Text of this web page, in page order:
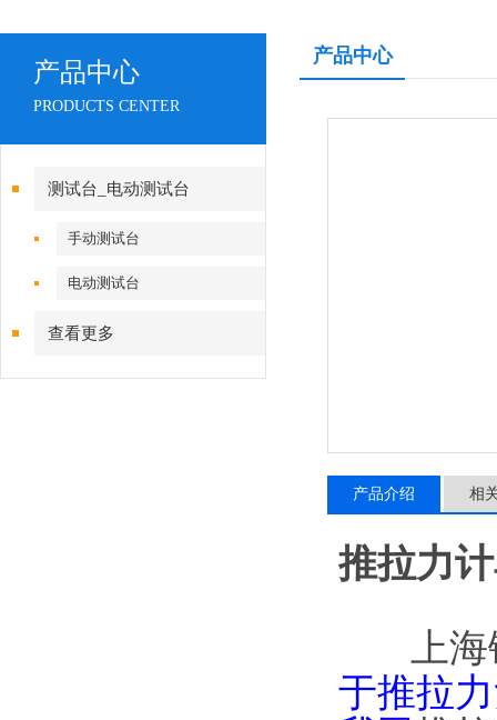
产品中心
PRODUCTS CENTER
测试台_电动测试台
手动测试台
电动测试台
查看更多
产品中心
产品介绍 相
推拉力
上
于推拉